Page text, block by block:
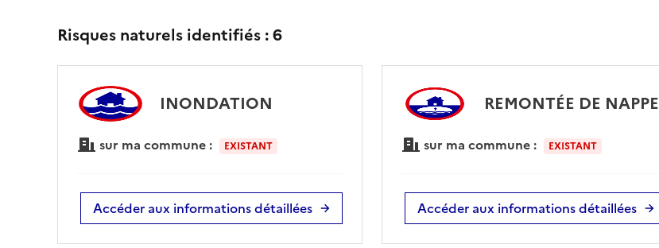
Risques naturels identifiés :6
INONDATION
sur ma commune : EXISTANT
Accéder aux informations détaillées
REMONTÉE DE NAPPE
sur ma commune : EXISTANT
Accéder aux informations détaillées